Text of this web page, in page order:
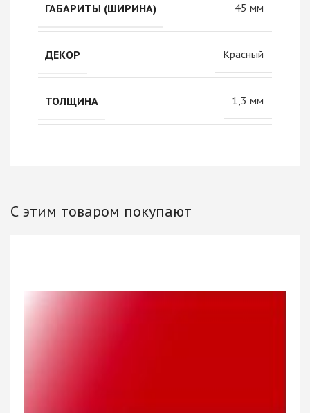
ГАБАРИТЫ (ШИРИНА) 45 мм
ДЕКОР Красный
ТОЛЩИНА 1,3 мм
С этим товаром покупают